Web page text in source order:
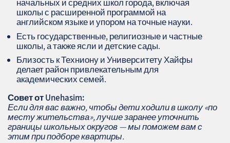
начальных и средних школ города, включая
школы с расширенной программой на
английском языке и упором на точные науки.
Есть государственные, религиозные и частные
школы, а также ясли и детские сады.
Близость к Техниону и Университету Хайфы
делает район привлекательным для
академических семей.
Совет отUnehasim:
Если для вас важно, чтобы дети ходили в школу «по
месту жительства», лучше заранее уточнить
границы школьных округов — мы поможем вам с
этим при подборе квартиры.